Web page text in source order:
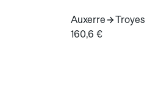
Auxerre
Troyes
160,6 €